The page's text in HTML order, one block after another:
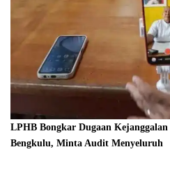
LPHB Bongkar Dugaan
Bengkulu, Minta Audit Menyeluruh